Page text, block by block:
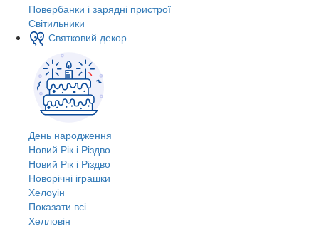
Повербанки і зарядні пристрої
Світильники
Святковий декор
День народження
Новий Рік і Різдво
Новий Рік і Різдво
Новорічні іграшки
Хелоуін
Показати всі
Хелловін